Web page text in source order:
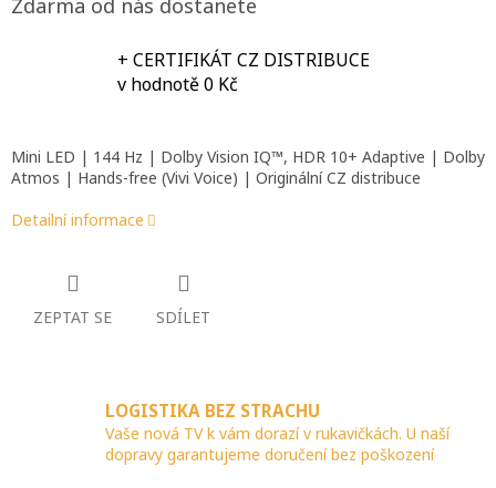
Zdarma od nás dostanete
+ CERTIFIKÁT CZ DISTRIBUCE
v hodnotě 0 Kč
Mini LED | 144 Hz | Dolby Vision IQ™, HDR 10+ Adaptive | Dolby
Atmos | Hands-free (Vivi Voice) | Originální CZ distribuce
Detailní informace
ZEPTAT SE SDÍLET
LOGISTIKA BEZ STRACHU
Vaše nová TV k vám dorazí v rukavičkách. U naší
dopravy garantujeme doručení bez poškození